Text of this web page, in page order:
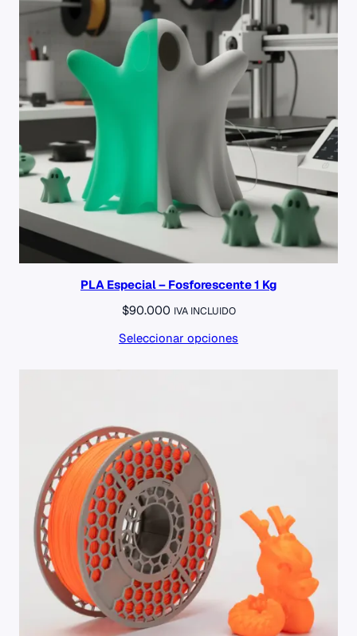
PLA Especial – Fosforescente 1 Kg
$90.000 IVA INCLUIDO
Seleccionar opciones